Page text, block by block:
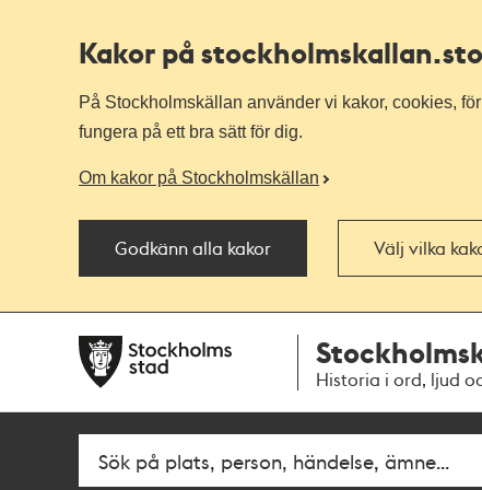
Kakor på stockholmskallan
På Stockholmskällan använder vi kakor, cookies,
fungera på ett bra sätt för dig.
Om kakor på Stockholmskällan
Godkänn alla kakor Välj vilka
navigationen
huvudinnehållet
Historia i ord, ljud
Fritextsök